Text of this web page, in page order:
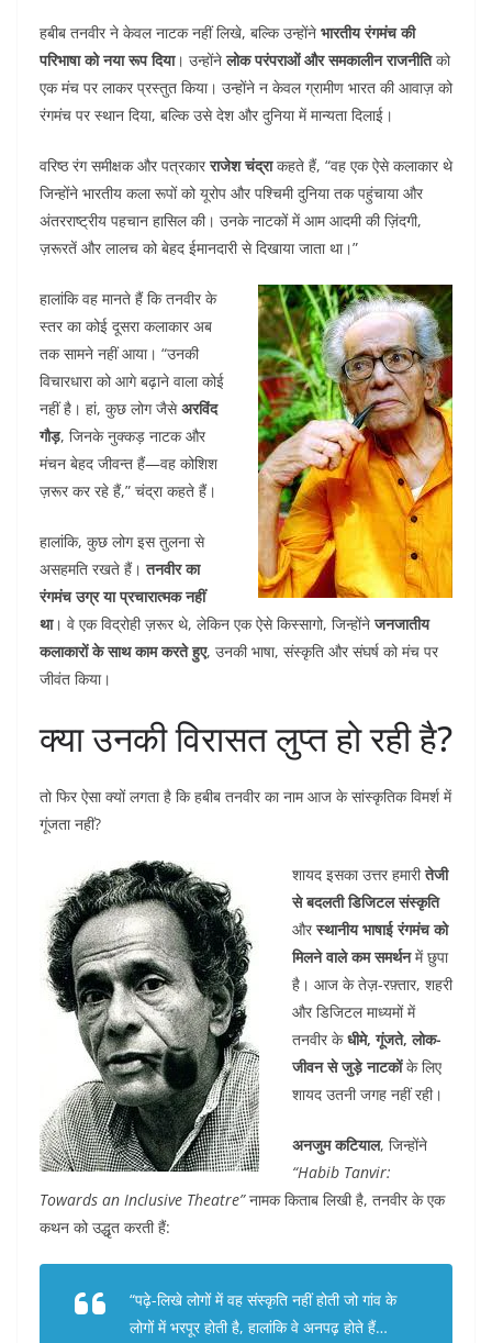
हबीब तनवीर ने केवल नाटक नहीं लिखे, बल्कि उन्होंने भारतीय रंगमंच की
परिभाषा को नया रूप दिया। उन्होंनेलोक परंपराओं और समकालीन राजनीतिको
एक मंच पर लाकर प्रस्तुत किया। उन्होंने न केवल ग्रामीण भारत की आवाज़ को
रंगमंच पर स्थान दिया, बल्कि उसे देश और दुनिया में मान्यता दिलाई।
वरिष्ठ रंग समीक्षक और पत्रकारराजेश चंद्राकहते हैं, “वह एक ऐसे कलाकार थे
जिन्होंने भारतीय कला रूपों को यूरोप और पश्चिमी दुनिया तक पहुंचाया और
अंतरराष्ट्रीय पहचान हासिल की। उनके नाटकों में आम आदमी की ज़िंदगी,
ज़रूरतें और लालच को बेहद ईमानदारी से दिखाया जाता था।”
हालांकि वह मानते हैं कि तनवीर के
स्तर का कोई दूसरा कलाकार अब
तक सामने नहीं आया। “उनकी
विचारधारा को आगे बढ़ाने वाला कोई
नहीं है। हां, कुछ लोग जैसेअरविंद
गौड़, जिनके नुक्कड़ नाटक और
मंचन बेहद जीवन्त हैं—वह कोशिश
ज़रूर कर रहे हैं,” चंद्रा कहते हैं।
हालांकि, कुछ लोग इस तुलना से
असहमति रखते हैं।तनवीर का
रंगमंच उग्र या प्रचारात्मक नहीं
था। वे एक विद्रोही ज़रूर थे, लेकिन एक ऐसे किस्सागो, जिन्होंनेजनजातीय
कलाकारों के साथ काम करते हुए, उनकी भाषा, संस्कृति और संघर्ष को मंच पर
जीवंत किया।
क्या उनकी विरासत लुप्त हो रही है?
तो फिर ऐसा क्यों लगता है कि हबीब तनवीर का नाम आज के सांस्कृतिक विमर्श में
गूंजता नहीं?
शायद इसका उत्तर हमारीतेजी
से बदलती डिजिटल संस्कृति
औरस्थानीय भाषाई रंगमंच को
मिलने वाले कम समर्थनमें छुपा
है। आज के तेज़-रफ़्तार, शहरी
और डिजिटल माध्यमों में
तनवीर केधीमे, गूंजते, लोक-
जीवन से जुड़े नाटकोंके लिए
शायद उतनी जगह नहीं रही।
अनजुम कटियाल, जिन्होंने
“Habib Tanvir:
Towards an Inclusive Theatre”नामक किताब लिखी है, तनवीर के एक
कथन को उद्धृत करती हैं:
“पढ़े-लिखे लोगों में वह संस्कृति नहीं होती जो गांव के
लोगों में भरपूर होती है, हालांकि वे अनपढ़ होते हैं…